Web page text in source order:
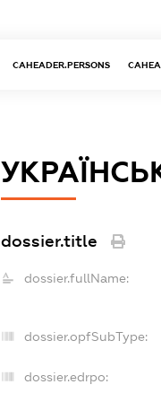
CAHEADER.PERSONS
dossier.title
dossier.fullName:
dossier.opfSubType:
dossier.edrpo: